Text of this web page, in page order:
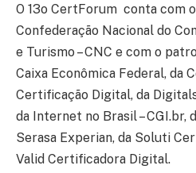
O 13o CertForum conta com
Confederação Nacional do
e Turismo – CNC e com o
Caixa Econômica Federal, da
Certificação Digital, da
da Internet no Brasil – CGI.br,
Serasa Experian, da Soluti
Valid Certificadora Digital.